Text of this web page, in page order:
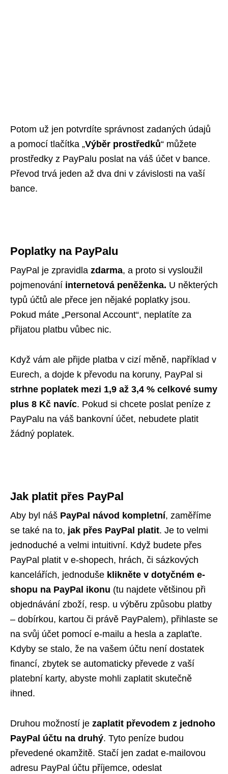
Potom už jen potvrdíte správnost zadaných údajů
a pomocí tlačítka „Výběr prostředků“ můžete
prostředky z PayPalu poslat na váš účet v bance.
Převod trvá jeden až dva dni v závislosti na vaší
bance.
Poplatky na PayPalu
PayPal je zpravidla zdarma, a proto si vysloužil
pojmenování internetová peněženka. U některých
typů účtů ale přece jen nějaké poplatky jsou.
Pokud máte „Personal Account“, neplatíte za
přijatou platbu vůbec nic.
Když vám ale přijde platba v cizí měně, například v
Eurech, a dojde k převodu na koruny, PayPal si
strhne poplatek mezi 1,9 až 3,4 % celkové sumy
plus 8 Kč navíc. Pokud si chcete poslat peníze z
PayPalu na váš bankovní účet, nebudete platit
žádný poplatek.
Jak platit přes PayPal
Aby byl náš PayPal návod kompletní, zaměříme
se také na to, jak přes PayPal platit. Je to velmi
jednoduché a velmi intuitivní. Když budete přes
PayPal platit v e-shopech, hrách, či sázkových
kancelářích, jednoduše klikněte v dotyčném e-
shopu na PayPal ikonu (tu najdete většinou při
objednávání zboží, resp. u výběru způsobu platby
– dobírkou, kartou či právě PayPalem), přihlaste se
na svůj účet pomocí e-mailu a hesla a zaplaťte.
Kdyby se stalo, že na vašem účtu není dostatek
financí, zbytek se automaticky převede z vaší
platební karty, abyste mohli zaplatit skutečně
ihned.
Druhou možností je zaplatit převodem z jednoho
PayPal účtu na druhý. Tyto peníze budou
převedené okamžitě. Stačí jen zadat e-mailovou
adresu PayPal účtu příjemce, odeslat